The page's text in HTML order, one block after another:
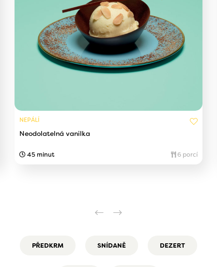
NEPÁLÍ
Neodolatelná vanilka
45 minut 6 porcí
PŘEDKRM SNÍDANĚ DEZERT